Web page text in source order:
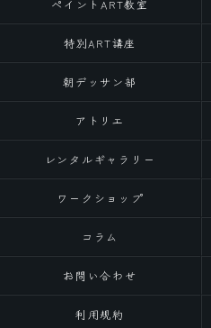
ペイントART教室
特別ART講座
朝デッサン部
アトリエ
レンタルギャラリー
ワークショップ
コラム
お問い合わせ
利用規約